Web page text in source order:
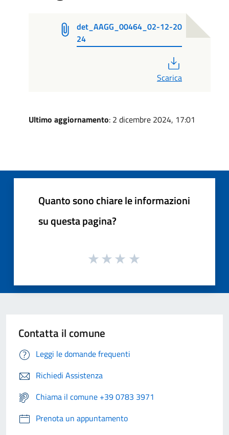
det_AAGG_00464_02-12-20
24
Scarica
Ultimo aggiornamento: 2 dicembre 2024, 17:01
Quanto sono chiare le informazioni
su questa pagina?
Contatta il comune
Leggi le domande frequenti
Richiedi Assistenza
Chiama il comune +39 0783 3971
Prenota un appuntamento